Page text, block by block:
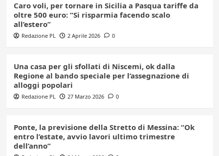
Caro voli, per tornare in Sicilia a Pasqua tariffe da
oltre 500 euro: “Si risparmia facendo scalo
all’estero”
Redazione PL 2 Aprile 2026 0
Una casa per gli sfollati di Niscemi, ok dalla
Regione al bando speciale per l’assegnazione di
alloggi popolari
Redazione PL 27 Marzo 2026 0
Ponte, la previsione della Stretto di Messina: “Ok
entro l’estate, avvio lavori ultimo trimestre
dell’anno”